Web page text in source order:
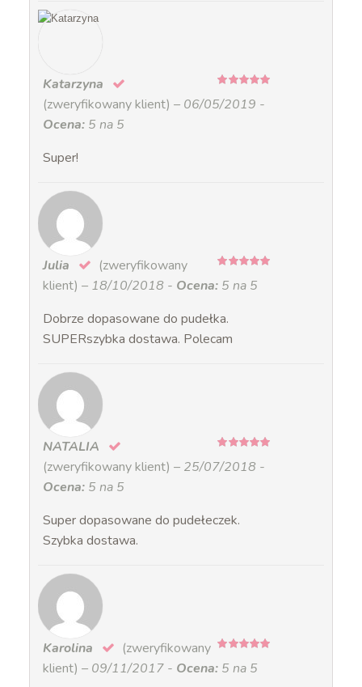
Katarzyna
(zweryfikowany klient) – 06/05/2019 -
Ocena: 5 na 5
Super!
Julia
(zweryfikowany
klient) – 18/10/2018 - Ocena: 5 na 5
Dobrze dopasowane do pudełka.
SUPERszybka dostawa. Polecam
NATALIA
(zweryfikowany klient) – 25/07/2018 -
Ocena: 5 na 5
Super dopasowane do pudełeczek.
Szybka dostawa.
Karolina
(zweryfikowany
klient) – 09/11/2017 - Ocena: 5 na 5